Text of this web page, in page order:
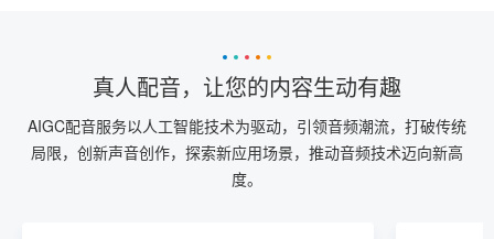
真人配音，让您的内容生动有趣
AIGC配音服务以人工智能技术为驱动，引领音频潮流，打破传统
局限，创新声音创作，探索新应用场景，推动音频技术迈向新高
度。